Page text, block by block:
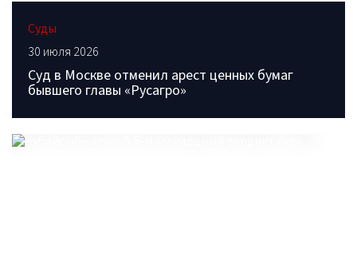
Суды
30 июля 2026
Суд в Москве отменил арест ценных бумаг
бывшего главы «Русагро»